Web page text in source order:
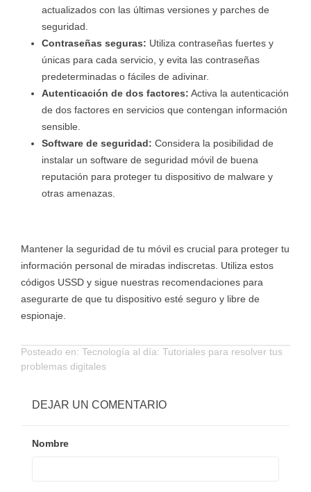
actualizados con las últimas versiones y parches de
seguridad.
Contraseñas seguras: Utiliza contraseñas fuertes y
únicas para cada servicio, y evita las contraseñas
predeterminadas o fáciles de adivinar.
Autenticación de dos factores: Activa la autenticación
de dos factores en servicios que contengan información
sensible.
Software de seguridad: Considera la posibilidad de
instalar un software de seguridad móvil de buena
reputación para proteger tu dispositivo de malware y
otras amenazas.
Mantener la seguridad de tu móvil es crucial para proteger tu
información personal de miradas indiscretas. Utiliza estos
códigos USSD y sigue nuestras recomendaciones para
asegurarte de que tu dispositivo esté seguro y libre de
espionaje.
Posteado en: Tecnología al día: Tutoriales para resolver tus
problemas digitales
DEJAR UN COMENTARIO
Nombre